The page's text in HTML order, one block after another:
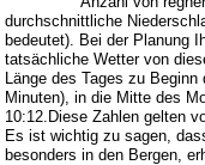
durchschnittliche
bedeutet). Bei der Planung
tatsächliche Wetter von
Länge des Tages zu
Minuten), in die Mitte des
10:12.Diese Zahlen gelten
Es ist wichtig zu sagen,
besonders in den Bergen,